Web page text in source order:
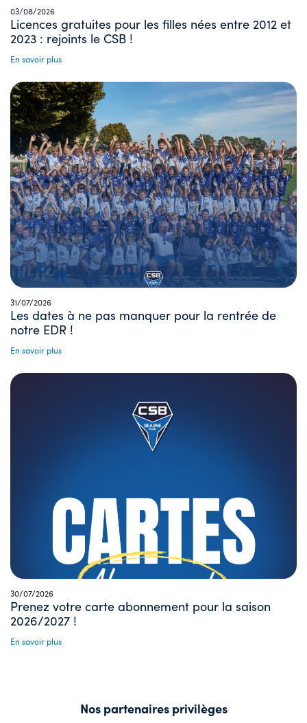
03/08/2026
Licences gratuites pour les filles nées entre 2012 et
2023 : rejoints le CSB !
En savoir plus
31/07/2026
Les dates à ne pas manquer pour la rentrée de
notre EDR !
En savoir plus
30/07/2026
Prenez votre carte abonnement pour la saison
2026/2027 !
En savoir plus
Nos partenaires privilèges